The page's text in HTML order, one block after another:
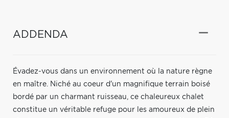
ADDENDA
Évadez-vous dans un environnement où la nature règne
en maître. Niché au coeur d'un magnifique terrain boisé
bordé par un charmant ruisseau, ce chaleureux chalet
constitue un véritable refuge pour les amoureux de plein